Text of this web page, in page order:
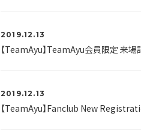
2019.12.13
【TeamAyu】TeamAyu会員限定 来場
2019.12.13